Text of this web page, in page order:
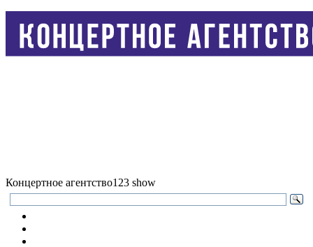
Концертное агентство123 show